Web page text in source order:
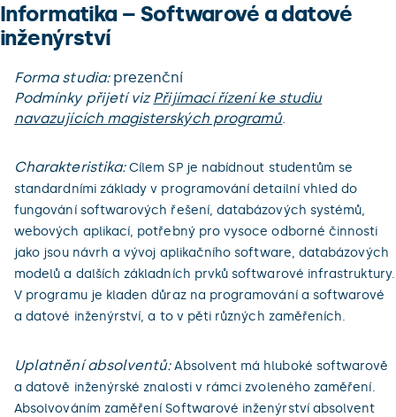
Informatika – Softwarové a datové
inženýrství
Forma studia:prezenční
Podmínky přijetí viz Přijímací řízení ke studiu
navazujících magisterských programů.
Charakteristika: Cílem SP je nabídnout studentům se
standardními základy v programování detailní vhled do
fungování softwarových řešení, databázových systémů,
webových aplikací, potřebný pro vysoce odborné činnosti
jako jsou návrh a vývoj aplikačního software, databázových
modelů a dalších základních prvků softwarové infrastruktury.
V programu je kladen důraz na programování a softwarové
a datové inženýrství, a to v pěti různých zaměřeních.
Uplatnění absolventů: Absolvent má hluboké softwarově
a datově inženýrské znalosti v rámci zvoleného zaměření.
Absolvováním zaměření Softwarové inženýrství absolvent